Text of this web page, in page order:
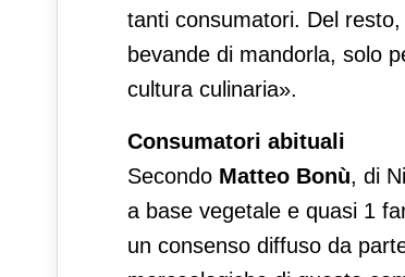
tanti consumatori. Del
bevande di mandorla, solo
cultura culinaria».
Consumatori abituali
Secondo Matteo Bonù, di
a base vegetale e quasi 1
un consenso diffuso da